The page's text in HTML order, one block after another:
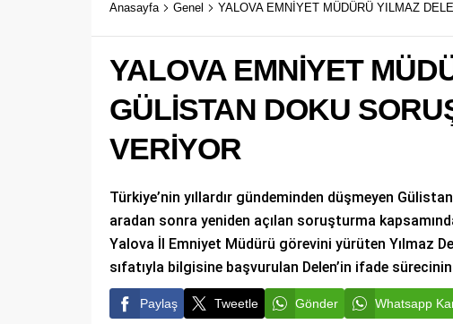
Anasayfa Genel YALOVA EMNİYET MÜDÜRÜ YILMAZ
YALOVA EMNİYET
GÜLİSTAN DOKU
VERİYOR
Türkiye’nin yıllardır gündeminden düşmeyen
aradan sonra yeniden açılan soruşturma
Yalova İl Emniyet Müdürü görevini yürüten Yılmaz
sıfatıyla bilgisine başvurulan Delen’in ifade
Paylaş Tweetle Gönder Whatsapp